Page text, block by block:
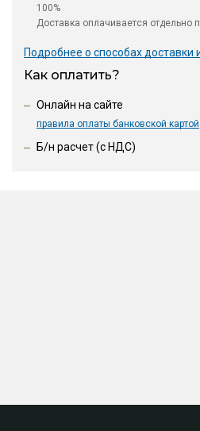
100%
Доставка оплачивается отдельно
Подробнее о способах доставки
Как оплатить?
Онлайн на сайте
правила оплаты банковской картой
Б/н расчет (c НДС)